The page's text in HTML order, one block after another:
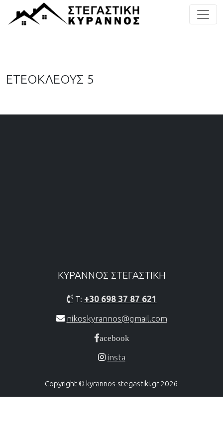
ΕΤΕΟΚΛΕΟΥΣ 5
ΚΥΡΑΝΝΟΣ ΣΤΕΓΑΣΤΙΚH
T: +30 698 37 87 621
nikoskyrannos@gmail.com
acebook
insta
Copyright © kyrannos-stegastiki.gr 2026